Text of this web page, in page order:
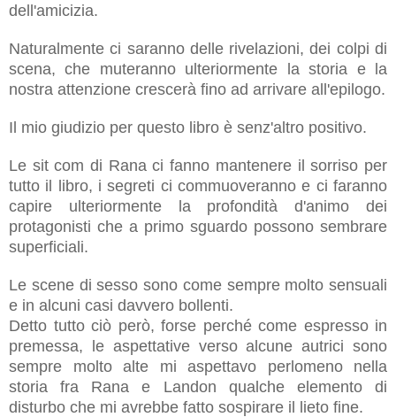
dell'amicizia.
Naturalmente ci saranno delle rivelazioni, dei colpi di
scena, che muteranno ulteriormente la storia e la
nostra attenzione crescerà fino ad arrivare all'epilogo.
Il mio giudizio per questo libro è senz'altro positivo.
Le sit com di Rana ci fanno mantenere il sorriso per
tutto il libro, i segreti ci commuoveranno e ci faranno
capire ulteriormente la profondità d'animo dei
protagonisti che a primo sguardo possono sembrare
superficiali.
Le scene di sesso sono come sempre molto sensuali
e in alcuni casi davvero bollenti.
Detto tutto ciò però, forse perché come espresso in
premessa, le aspettative verso alcune autrici sono
sempre molto alte mi aspettavo perlomeno nella
storia fra Rana e Landon qualche elemento di
disturbo che mi avrebbe fatto sospirare il lieto fine.